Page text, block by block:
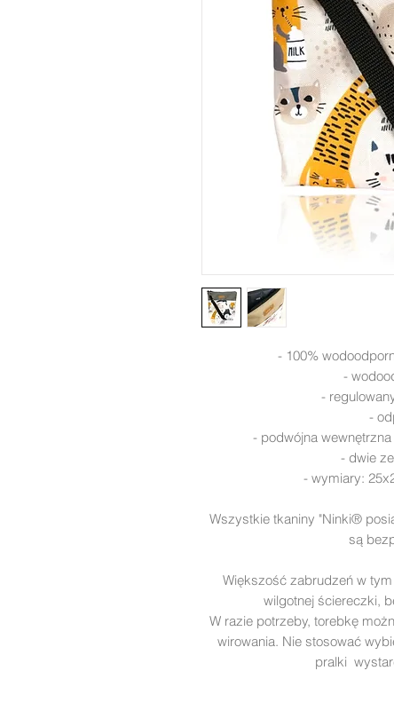
- 100%
-
-
-
- podwójna
- dwie
- wymiary:
Wszystkie tkaniny "Ninki®
są
Większość zabrudzeń w
wilgotnej ściereczki,
W razie potrzeby, torebkę
wirowania. Nie stosować
pralki